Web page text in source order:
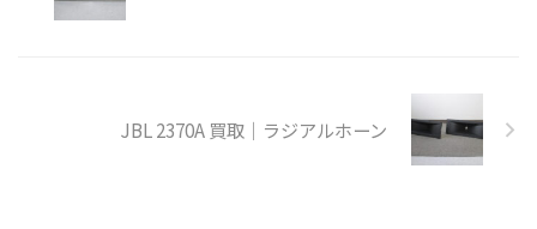
JBL 2370A 買取｜ラジアルホーン